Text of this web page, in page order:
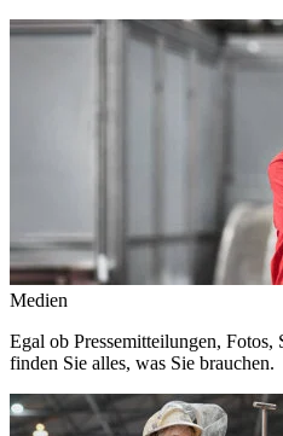
Medien
Egal ob Pressemitteilungen,
finden Sie alles, was Sie brauchen.